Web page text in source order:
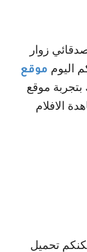
زوار
اليوم موقع
موقع
الافلام
تحميل